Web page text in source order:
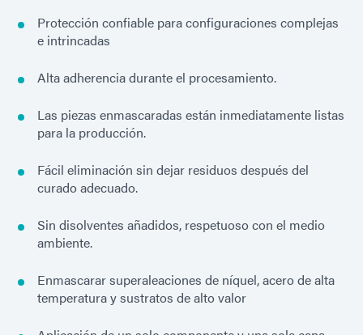
Protección confiable para configuraciones complejas
e intrincadas
Alta adherencia durante el procesamiento.
Las piezas enmascaradas están inmediatamente listas
para la producción.
Fácil eliminación sin dejar residuos después del
curado adecuado.
Sin disolventes añadidos, respetuoso con el medio
ambiente.
Enmascarar superaleaciones de níquel, acero de alta
temperatura y sustratos de alto valor